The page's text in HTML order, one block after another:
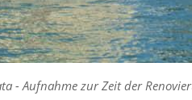
- Aufnahme zur Zeit der